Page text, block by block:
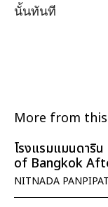
นั้นทันที
More from
โรงแรมแมนดาริน
of Bangkok
NITNADA